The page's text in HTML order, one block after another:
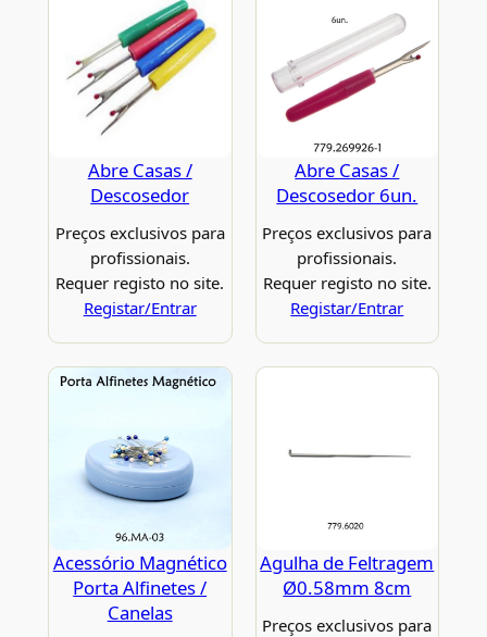
Abre Casas /
Descosedor
Preços exclusivos para
profissionais.
Requer registo no site.
Registar/Entrar
Abre Casas /
Descosedor 6un.
Preços exclusivos para
profissionais.
Requer registo no site.
Registar/Entrar
Acessório Magnético
Porta Alfinetes /
Canelas
Agulha de Feltragem
Ø0.58mm 8cm
Preços exclusivos para